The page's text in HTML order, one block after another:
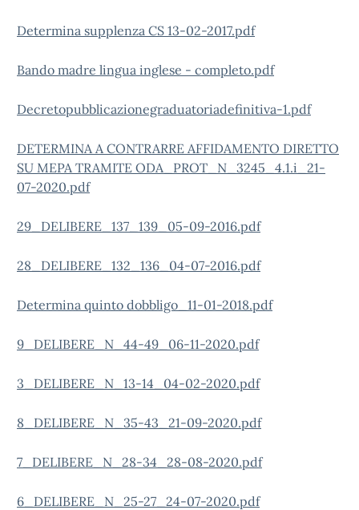
Determina supplenza CS 13-02-2017.pdf
Bando madre lingua inglese - completo.pdf
Decretopubblicazionegraduatoriadefinitiva-1.pdf
DETERMINA A CONTRARRE AFFIDAMENTO DIRETTO
SU MEPA TRAMITE ODA_PROT_N_3245_4.1.i_21-
07-2020.pdf
29_DELIBERE_137_139_05-09-2016.pdf
28_DELIBERE_132_136_04-07-2016.pdf
Determina quinto dobbligo_11-01-2018.pdf
9_DELIBERE_N_44-49_06-11-2020.pdf
3_DELIBERE_N_13-14_04-02-2020.pdf
8_DELIBERE_N_35-43_21-09-2020.pdf
7_DELIBERE_N_28-34_28-08-2020.pdf
6_DELIBERE_N_25-27_24-07-2020.pdf